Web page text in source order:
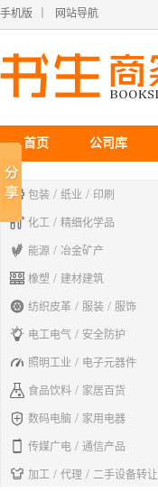
手机版 网站导航
首页 公司库
 包装 / 纸业 / 印刷
 化工 / 精细化学品
 能源 / 冶金矿产
 橡塑 / 建材建筑
 纺织皮革 / 服装 / 服饰
 电工电气 / 安全防护
 照明工业 / 电子元器件
 食品饮料 / 家居百货
 数码电脑 / 家用电器
 传媒广电 / 通信产品
 加工 / 代理 / 二手设备转让